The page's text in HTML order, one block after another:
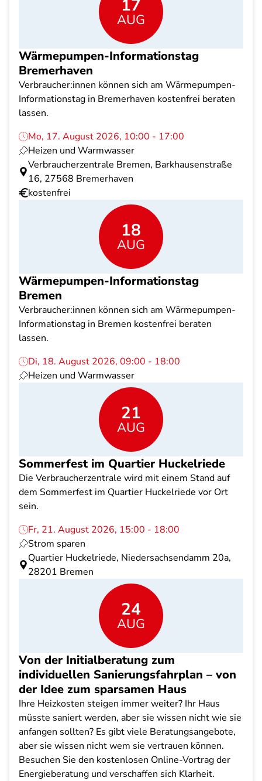
17
AUG
Wärmepumpen-Informationstag
Bremerhaven
Verbraucher:innen können sich am Wärmepumpen-
Informationstag in Bremerhaven kostenfrei beraten
lassen.
Mo, 17. August 2026, 10:00 - 17:00
Heizen und Warmwasser
Verbraucherzentrale Bremen, Barkhausenstraße
16, 27568 Bremerhaven
kostenfrei
18
AUG
Wärmepumpen-Informationstag
Bremen
Verbraucher:innen können sich am Wärmepumpen-
Informationstag in Bremen kostenfrei beraten
lassen.
Di, 18. August 2026, 09:00 - 18:00
Heizen und Warmwasser
21
AUG
Sommerfest im Quartier Huckelriede
Die Verbraucherzentrale wird mit einem Stand auf
dem Sommerfest im Quartier Huckelriede vor Ort
sein.
Fr, 21. August 2026, 15:00 - 18:00
Strom sparen
Quartier Huckelriede, Niedersachsendamm 20a,
28201 Bremen
24
AUG
Von der Initialberatung zum
individuellen Sanierungsfahrplan – von
der Idee zum sparsamen Haus
Ihre Heizkosten steigen immer weiter? Ihr Haus
müsste saniert werden, aber sie wissen nicht wie sie
anfangen sollten? Es gibt viele Beratungsangebote,
aber sie wissen nicht wem sie vertrauen können.
Besuchen Sie den kostenlosen Online-Vortrag der
Energieberatung und verschaffen sich Klarheit.